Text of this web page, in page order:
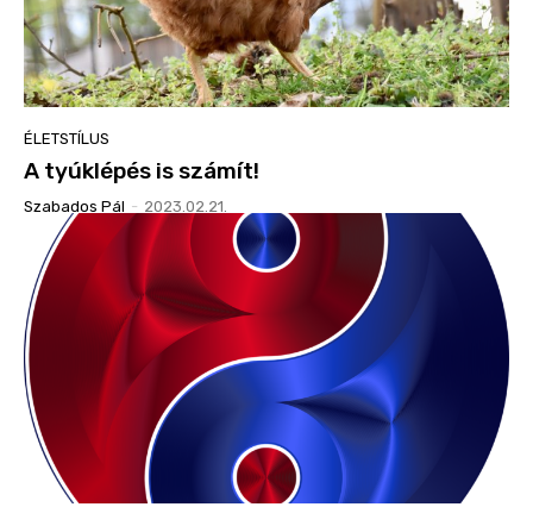
ÉLETSTÍLUS
A tyúklépés is számít!
Szabados Pál - 2023.02.21.